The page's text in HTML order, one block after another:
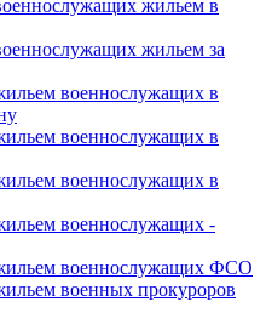
жильем в
жильем за
военнослужащих в
военнослужащих в
военнослужащих в
военнослужащих -
военнослужащих ФСО
военных прокуроров